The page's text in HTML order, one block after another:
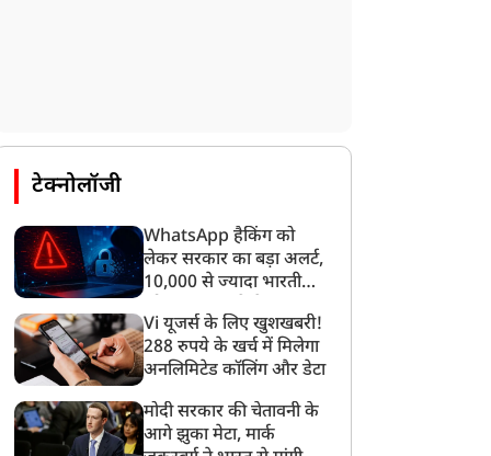
टेक्नोलॉजी
WhatsApp हैकिंग को
लेकर सरकार का बड़ा अलर्ट,
10,000 से ज्यादा भारतीयों
गया
Vi यूजर्स के लिए खुशखबरी!
288 रुपये के खर्च में मिलेगा
अनलिमिटेड कॉलिंग और डेटा
मोदी सरकार की चेतावनी के
आगे झुका मेटा, मार्क